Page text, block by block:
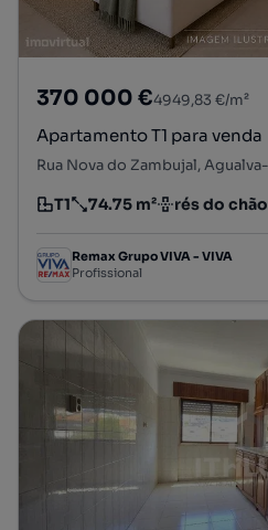
370 000 €4949,83 €/m²
Apartamento T1 para venda
Tipologia
T1
Preço por metro quadrado
74.75 m²
Andar rés do chão
Remax Grupo VIVA - VIVA
Profissional